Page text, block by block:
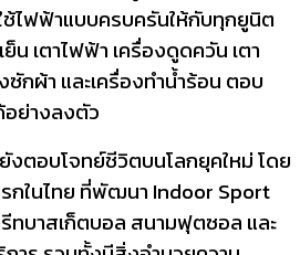
ไฟฟ้าแบบครบครันให้กับทุกยูนิต
น เตาไฟฟ้า เครื่องดูดควัน เตา
ซักผ้า และเครื่องทำน้ำร้อน ตอบ
ย่างลงตัว
งตอบโจทย์ชีวิตบนโลกยุคใหม่ โดย
กในไทย ที่พัฒนา Indoor Sport
บาสเก็ตบอล สนามฟุตซอล และ